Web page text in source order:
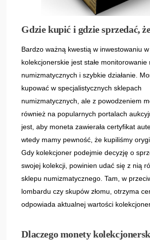
Gdzie kupić i gdzie sprzedać,
Bardzo ważną kwestią w inwestowaniu
kolekcjonerskie jest stałe monitorowanie
numizmatycznych i szybkie działanie.
kupować w specjalistycznych sklepach
numizmatycznych, ale z powodzeniem
również na popularnych portalach
jest, aby moneta zawierała certyfikat
wtedy mamy pewność, że kupiliśmy
Gdy kolekcjoner podejmie decyzję o
swojej kolekcji, powinien udać się z nią
sklepu numizmatycznego. Tam, w
lombardu czy skupów złomu, otrzyma
odpowiada aktualnej wartości
Dlaczego monety